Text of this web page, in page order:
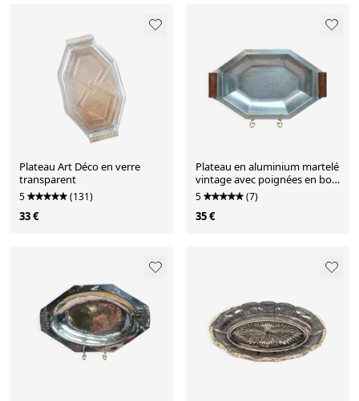
Plateau Art Déco en verre
transparent
5 (131)
33 €
Plateau en aluminium martelé
vintage avec poignées en bois
de style Art Déco
5 (7)
35 €